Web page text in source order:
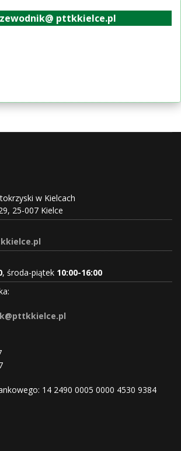
pttkkielce.pl
w Kielcach
25-007 Kielce
, środa-piątek 10:00-16:00
14 2490 0005 0000 4530 9384